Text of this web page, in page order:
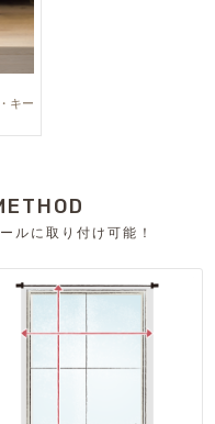
キー
ルに取り付け可能！